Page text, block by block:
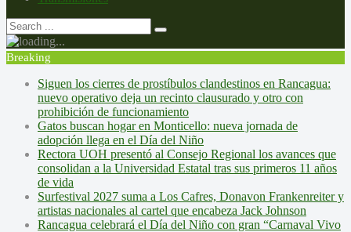
Breaking
Siguen los cierres de prostíbulos clandestinos en Rancagua:
nuevo operativo deja un recinto clausurado y otro con
prohibición de funcionamiento
Gatos buscan hogar en Monticello: nueva jornada de
adopción llega en el Día del Niño
Rectora UOH presentó al Consejo Regional los avances que
consolidan a la Universidad Estatal tras sus primeros 11 años
de vida
Surfestival 2027 suma a Los Cafres, Donavon Frankenreiter y
artistas nacionales al cartel que encabeza Jack Johnson
Rancagua celebrará el Día del Niño con gran “Carnaval Vivo